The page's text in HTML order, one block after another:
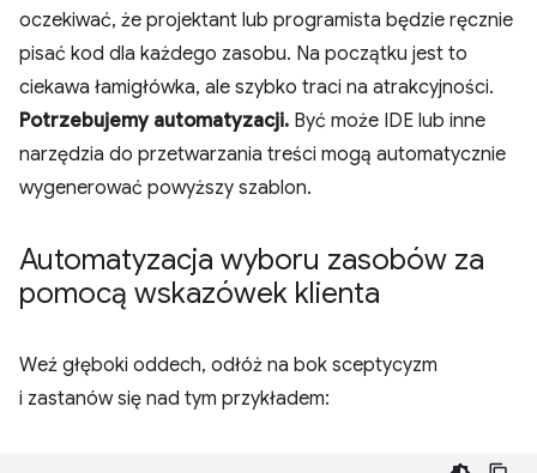
oczekiwać, że projektant lub programista będzie ręcznie
pisać kod dla każdego zasobu. Na początku jest to
ciekawa łamigłówka, ale szybko traci na atrakcyjności.
Potrzebujemy automatyzacji. Być może IDE lub inne
narzędzia do przetwarzania treści mogą automatycznie
wygenerować powyższy szablon.
Automatyzacja wyboru zasobów za
pomocą wskazówek klienta
Weź głęboki oddech, odłóż na bok sceptycyzm
i zastanów się nad tym przykładem: